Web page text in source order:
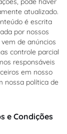
atualizado.
é escrita
por nossos
de anúncios
controle parcial
responsáveis
em nosso
nossa política de
e Condições